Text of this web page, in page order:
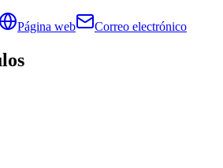
Página web Correo electrónico